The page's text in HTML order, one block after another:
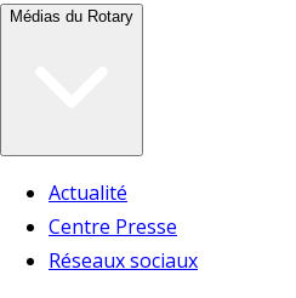
Médias du Rotary
Actualité
Centre Presse
Réseaux sociaux